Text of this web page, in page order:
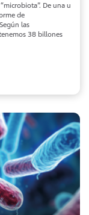
De una u
de
las
38 billones